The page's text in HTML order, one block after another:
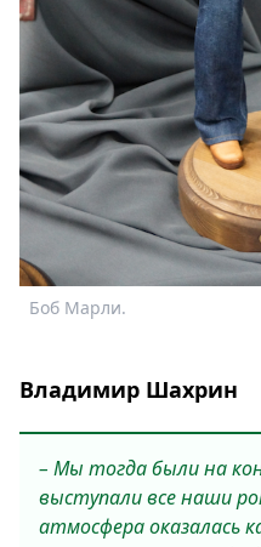
Боб Марли.
Владимир Шахрин
– Мы тогда были на
выступали все наши
атмосфера оказалась